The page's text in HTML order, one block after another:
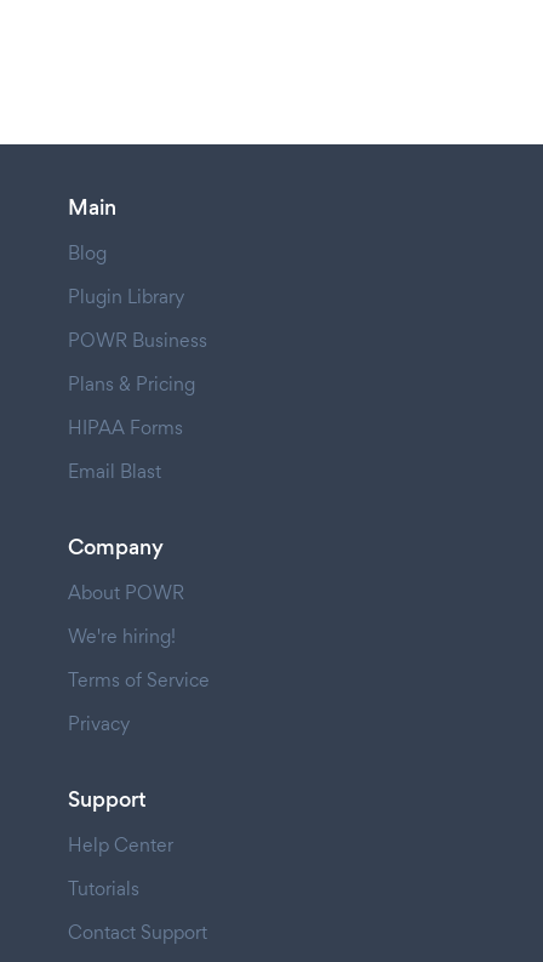
Main
Blog
Plugin Library
POWR Business
Plans & Pricing
HIPAA Forms
Email Blast
Company
About POWR
We're hiring!
Terms of Service
Privacy
Support
Help Center
Tutorials
Contact Support